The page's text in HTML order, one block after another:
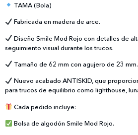
TAMA (Bola)
Fabricada en madera de arce.
Diseño Smile Mod Rojo con detalles de
seguimiento visual durante los trucos.
Tamaño de 62 mm con agujero de 23 mm.
Nuevo acabado ANTISKID, que
para trucos de equilibrio como lighthouse,
Cada pedido incluye:
Bolsa de algodón Smile Mod Rojo.